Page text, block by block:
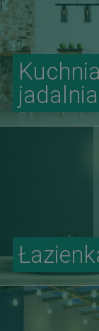
jadalnia